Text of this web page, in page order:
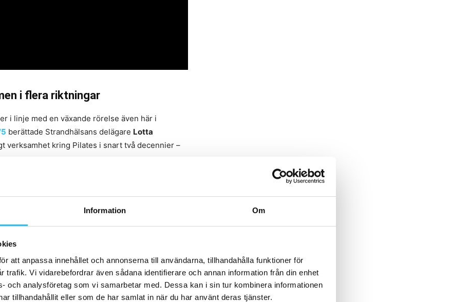
Information Om
att anpassa innehållet och annonserna till användarna, tillhandahålla funktioner för
trafik. Vi vidarebefordrar även sådana identifierare och annan information från din enhet
och analysföretag som vi samarbetar med. Dessa kan i sin tur kombinera informationen
tillhandahållit eller som de har samlat in när du har använt deras tjänster.
i flera riktningar
i linje med en växande rörelse även här i
berättade Strandhälsans delägare Lotta
verksamhet kring Pilates i snart två decennier –
som idrottare, företag och även män i allt större
sade Harryson ipodden.
och specialiserade koncept, öppnas
lösningar som t.ex. Frame Fitness.
– eller båda – återstår att se.
på länge, och att namn som Dua Lipabidrar till